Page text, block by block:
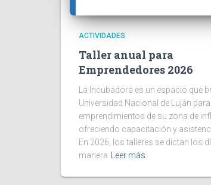
ACTIVIDADES
Taller anual para
Emprendedores 2026
La Incubadora es un espacio que
Universidad Nacional de Luján para
emprendimientos de su zona de
ofreciendo capacitación y
En 2026, los talleres se dictan los
manera
Leer más